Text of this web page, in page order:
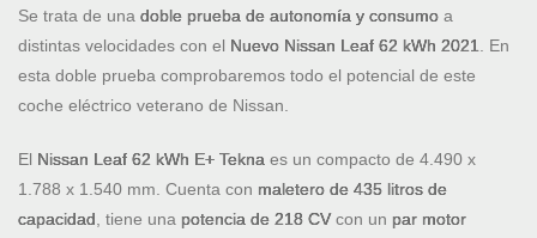
Se trata de una doble prueba de autonomía y consumo a
distintas velocidades con el Nuevo Nissan Leaf 62 kWh 2021. En
esta doble prueba comprobaremos todo el potencial de este
coche eléctrico veterano de Nissan.
El Nissan Leaf 62 kWh E+ Tekna es un compacto de 4.490 x
1.788 x 1.540 mm. Cuenta con maletero de 435 litros de
capacidad, tiene una potencia de 218 CVcon un par motor